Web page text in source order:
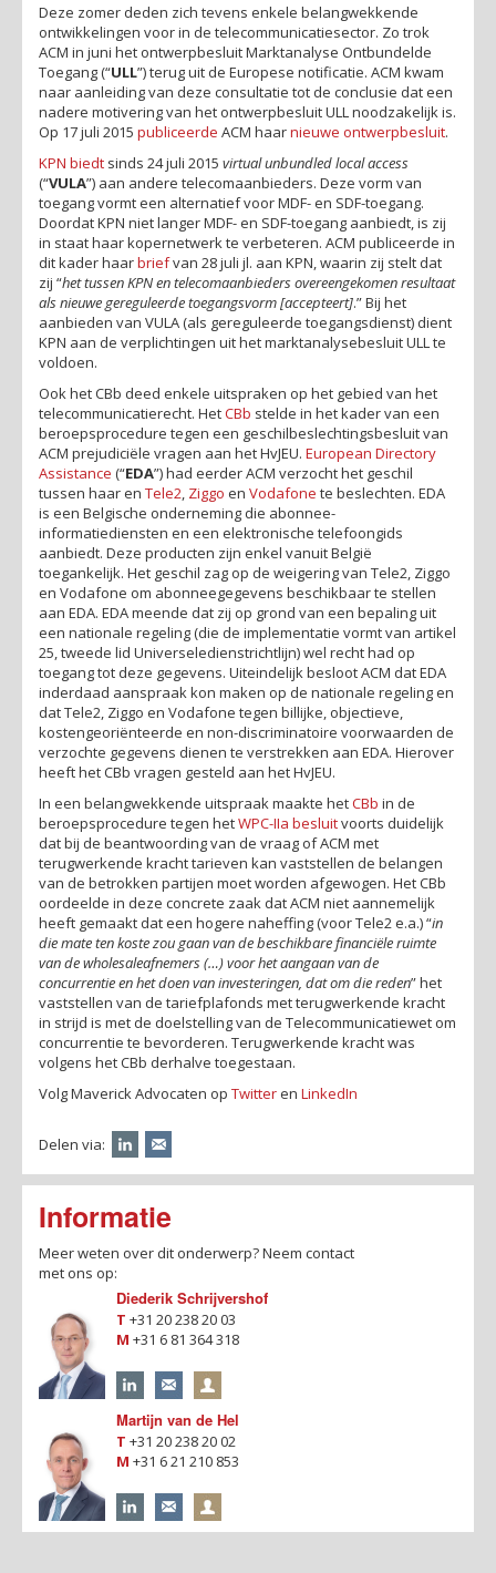
Deze zomer deden zich tevens enkele belangwekkende
ontwikkelingen voor in de telecommunicatiesector. Zo trok
ACM in juni het ontwerpbesluit Marktanalyse Ontbundelde
Toegang (“ULL”) terug uit de Europese notificatie. ACM kwam
naar aanleiding van deze consultatie tot de conclusie dat een
nadere motivering van het ontwerpbesluit ULL noodzakelijk is.
Op 17 juli 2015 publiceerde ACM haarnieuwe ontwerpbesluit.
KPN biedt sinds 24 juli 2015 virtual unbundled local access
(“VULA”) aan andere telecomaanbieders. Deze vorm van
toegang vormt een alternatief voor MDF- en SDF-toegang.
Doordat KPN niet langer MDF- en SDF-toegang aanbiedt, is zij
in staat haar kopernetwerk te verbeteren. ACM publiceerde in
dit kader haarbriefvan 28 juli jl. aan KPN, waarin zij stelt dat
zij “het tussen KPN en telecomaanbieders overeengekomen resultaat
als nieuwe gereguleerde toegangsvorm [accepteert].” Bij het
aanbieden van VULA (als gereguleerde toegangsdienst) dient
KPN aan de verplichtingen uit het marktanalysebesluit ULL te
voldoen.
Ook het CBb deed enkele uitspraken op het gebied van het
telecommunicatierecht. HetCBb stelde in het kader van een
beroepsprocedure tegen een geschilbeslechtingsbesluit van
ACM prejudiciële vragen aan het HvJEU. European Directory
Assistance (“EDA”) had eerder ACM verzocht het geschil
tussen haar en Tele2 Ziggo en Vodafone te beslechten. EDA
is een Belgische onderneming die abonnee-
informatiediensten en een elektronische telefoongids
aanbiedt. Deze producten zijn enkel vanuit België
toegankelijk. Het geschil zag op de weigering van Tele2, Ziggo
en Vodafone om abonneegegevens beschikbaar te stellen
aan EDA. EDA meende dat zij op grond van een bepaling uit
een nationale regeling (die de implementatie vormt van artikel
25, tweede lid Universeledienstrichtlijn) wel recht had op
toegang tot deze gegevens. Uiteindelijk besloot ACM dat EDA
inderdaad aanspraak kon maken op de nationale regeling en
dat Tele2, Ziggo en Vodafone tegen billijke, objectieve,
kostengeoriënteerde en non-discriminatoire voorwaarden de
verzochte gegevens dienen te verstrekken aan EDA. Hierover
heeft het CBb vragen gesteld aan het HvJEU.
In een belangwekkende uitspraak maakte hetCBb in de
beroepsprocedure tegen hetWPC-IIa besluitvoorts duidelijk
dat bij de beantwoording van de vraag of ACM met
terugwerkende kracht tarieven kan vaststellen de belangen
van de betrokken partijen moet worden afgewogen. Het CBb
oordeelde in deze concrete zaak dat ACM niet aannemelijk
heeft gemaakt dat een hogere naheffing (voor Tele2 e.a.) “in
die mate ten koste zou gaan van de beschikbare financiële ruimte
van de wholesaleafnemers (…) voor het aangaan van de
concurrentie en het doen van investeringen, dat om die reden” het
vaststellen van de tariefplafonds met terugwerkende kracht
in strijd is met de doelstelling van de Telecommunicatiewet om
concurrentie te bevorderen. Terugwerkende kracht was
volgens het CBb derhalve toegestaan.
Volg Maverick Advocaten op Twitteren LinkedIn
Delen via:
Informatie
Meer weten over dit onderwerp?Neem contact
met ons op:
Diederik Schrijvershof
T +31 20 238 20 03
M +31 6 81 364 318
Martijn van de Hel
T +31 20 238 20 02
M +31 6 21 210 853